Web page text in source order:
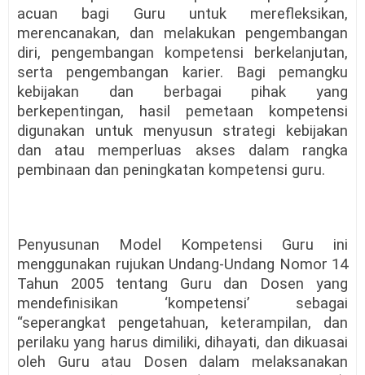
acuan bagi Guru untuk merefleksikan,
merencanakan, dan melakukan pengembangan
diri, pengembangan kompetensi berkelanjutan,
serta pengembangan karier. Bagi pemangku
kebijakan dan berbagai pihak yang
berkepentingan, hasil pemetaan kompetensi
digunakan untuk menyusun strategi kebijakan
dan atau memperluas akses dalam rangka
pembinaan dan peningkatan kompetensi guru.
Penyusunan Model Kompetensi Guru ini
menggunakan rujukan Undang-Undang Nomor 14
Tahun 2005 tentang Guru dan Dosen yang
mendefinisikan ‘kompetensi’ sebagai
“seperangkat pengetahuan, keterampilan, dan
perilaku yang harus dimiliki, dihayati, dan dikuasai
oleh Guru atau Dosen dalam melaksanakan